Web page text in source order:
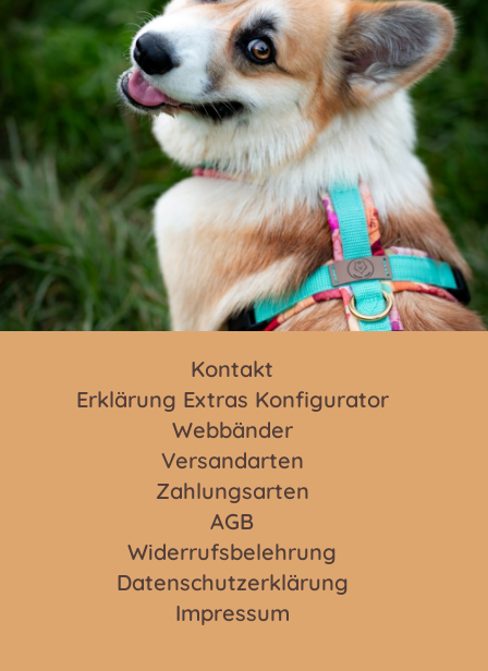
Kontakt
Erklärung Extras Konfigurator
Webbänder
Versandarten
Zahlungsarten
AGB
Widerrufsbelehrung
Datenschutzerklärung
Impressum